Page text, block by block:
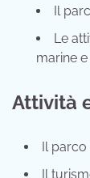
Il
Le
marine
Attività
Il parco
Il